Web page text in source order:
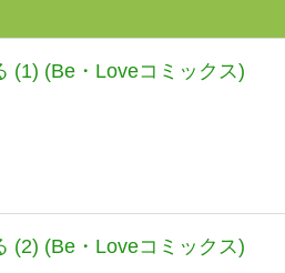
(1) (Be・Loveコミックス)
(2) (Be・Loveコミックス)